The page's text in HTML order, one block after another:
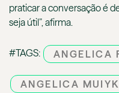
praticar a conversação é
seja útil”, afirma.
#TAGS: ANGELICA
ANGELICA